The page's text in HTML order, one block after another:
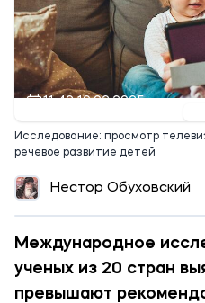
11:42 10.02.2025
Исследование: просмотр
речевое развитие детей
Нестор Обуховский
Международное
ученых из 20 стран
превышают